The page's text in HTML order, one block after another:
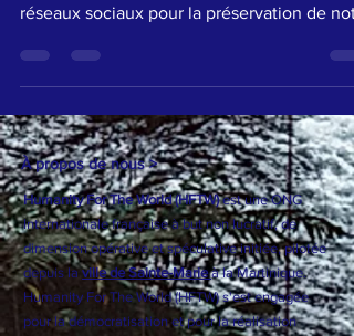
World (#HFTW) est mobilisé sur tous les
À propos de nous >
Humanity For The World (HFTW)est une ONG
Internationale française à but non lucratif, de
dimension opérative et spéculative initiée, pilotée
depuis laville de Sainte-Marieà la Martinique.
Humanity For The World (HFTW) s'est engagée